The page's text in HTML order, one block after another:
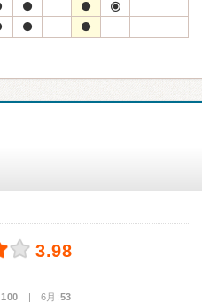
3.98
100 | 6月:53